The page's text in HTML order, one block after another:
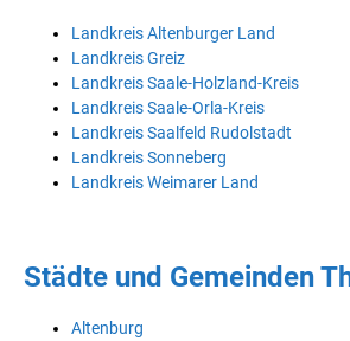
Landkreis Altenburger Land
Landkreis Greiz
Landkreis Saale-Holzland-Kreis
Landkreis Saale-Orla-Kreis
Landkreis Saalfeld Rudolstadt
Landkreis Sonneberg
Landkreis Weimarer Land
Städte und Gemeinden
Altenburg